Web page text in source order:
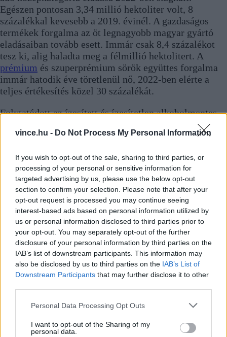
vince.hu - Do Not Process My Personal Information
If you wish to opt-out of the sale, sharing to third parties, or
processing of your personal or sensitive information for
targeted advertising by us, please use the below opt-out
section to confirm your selection. Please note that after your
opt-out request is processed you may continue seeing
interest-based ads based on personal information utilized by
us or personal information disclosed to third parties prior to
your opt-out. You may separately opt-out of the further
disclosure of your personal information by third parties on the
IAB’s list of downstream participants. This information may
also be disclosed by us to third parties on the IAB’s List of
Downstream Participants that may further disclose it to other
Please note that this website/app uses one or more Google
not limited to your visit or usage behaviour. You may click to
grant or deny consent to Google and its third-party tags to
Personal Data Processing Opt Outs
I want to opt-out of the Sharing of my
personal data.
Egészen pontosan 3,34 millió hektoliter volt, 8
százalékkal kevesebb a 2019. évinél. A gazdaságos
termékek forgalma az öt legnagyobb magyar gyártó
eladásaiban tovább esett. Immár csak 8,4 százalékot
tesz ki, alig haladta meg a félmillió hektolitert. A
prémium és szuperprémium sörök együttes forgalma
immár hatodik éve töretlenül nő, 2022-ben elérte a
teljes értékesítés közel 30 százalékát.
Folytatódott az ízesített és ízesítetlen alkoholmentes
sörök forgalmának növekedése. Arányuk a teljes
értékesítésen belül tavaly már meghaladta a 6
alkoholtartalmú (2 százalék körüli) ízesített
sörtermékek iránti kereslet marginalizálódott, 0,5
százalék alá csökkent.
Kántor Sándor ismertetése szerint e folyamatokat
tükrözik az egyes kiskereskedelmi kiszerelések
forgalmának változásai. Az egyutas üvegek forgalma
10 százalékkal nőtt, de még mindig csak 3,8 százalék a
teljes forgalomban, az aludobozos sör forgalma 1
százalékkal nőtt, míg a PET palackba töltött sörök
értékesítése 16 százalékkal csökkent. Az aludobozos
Címlapfotó: Zino de Groot/ Unsplash